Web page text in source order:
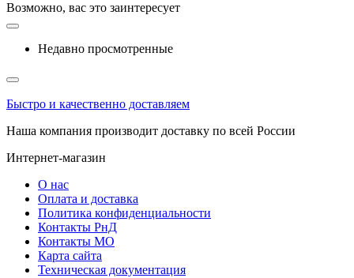
Возможно, вас это заинтересует
Недавно просмотренные
Быстро и качественно доставляем
Наша компания производит доставку по всей России
Интернет-магазин
О нас
Оплата и доставка
Политика конфиденциальности
Контакты РнД
Контакты МО
Карта сайта
Техническая документация